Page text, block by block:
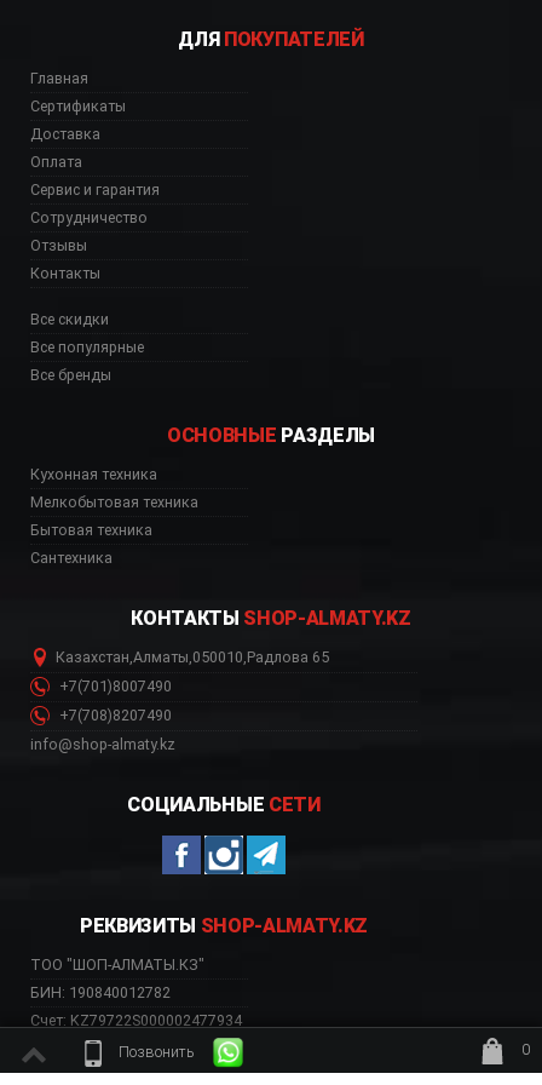
Позвонить
0
ждёт заказ
ДЛЯ ПОКУПАТЕЛЕЙ
Главная
Сертификаты
Доставка
Оплата
Сервис и гарантия
Сотрудничество
Отзывы
Контакты
Все скидки
Все популярные
Все бренды
ОСНОВНЫЕ РАЗДЕЛЫ
Кухонная техника
Мелкобытовая техника
Бытовая техника
Сантехника
КОНТАКТЫ SHOP-ALMATY.KZ
Казахстан,Алматы,050010,Радлова 65
+7(701)8007490
+7(708)8207490
info@shop-almaty.kz
СОЦИАЛЬНЫЕ СЕТИ
РЕКВИЗИТЫ SHOP-ALMATY.KZ
ТОО "ШОП-АЛМАТЫ.КЗ"
БИН: 190840012782
Счет: KZ79722S000002477934
Банк: АО «Kaspi Bank»
БИК: CASPKZKA